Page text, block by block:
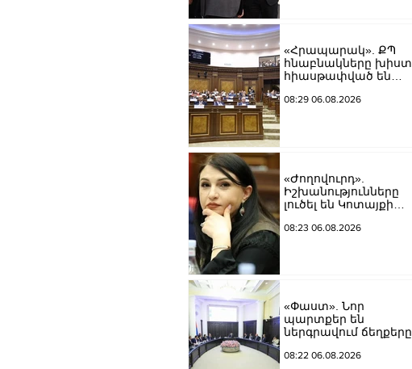
«Հրապարակ». ՔՊ
հնաբնակները խիստ
հիասթափված են
08:29 06.08.2026
«Ժողովուրդ».
Իշխանությունները
լուծել են Կոտայքի
հարցը
08:23 06.08.2026
«Փաստ». Նոր
պարտքեր են
ներգրավում ճեղքերը
08:22 06.08.2026